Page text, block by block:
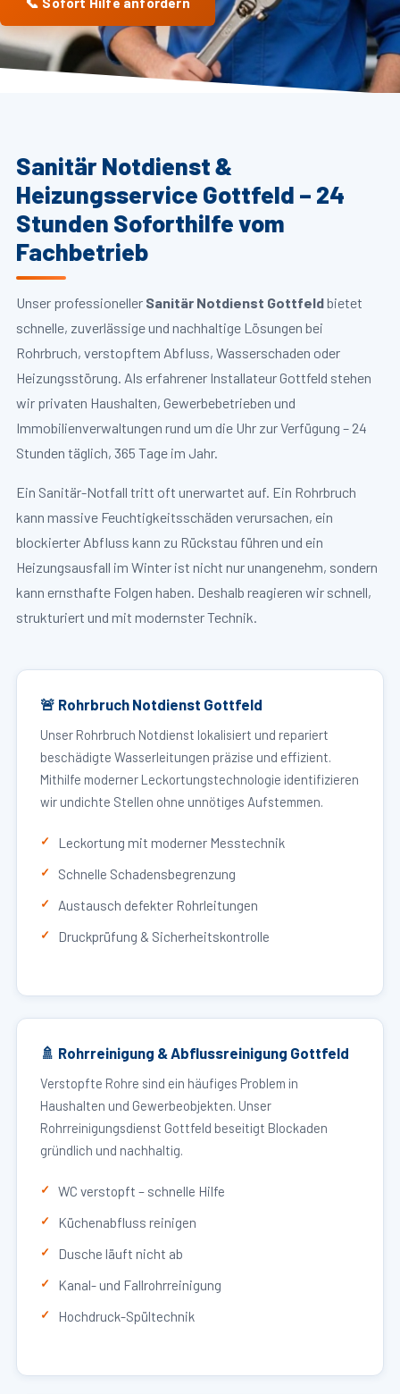
Sanitär Notdienst &
Heizungsservice Gottfeld – 24
Stunden Soforthilfe vom
Fachbetrieb
Unser professioneller Sanitär Notdienst Gottfeldbietet
schnelle, zuverlässige und nachhaltige Lösungen bei
Rohrbruch, verstopftem Abfluss, Wasserschaden oder
Heizungsstörung. Als erfahrener Installateur Gottfeld stehen
wir privaten Haushalten, Gewerbebetrieben und
Immobilienverwaltungen rund um die Uhr zur Verfügung – 24
Stunden täglich, 365 Tage im Jahr.
Ein Sanitär-Notfall tritt oft unerwartet auf. Ein Rohrbruch
kann massive Feuchtigkeitsschäden verursachen, ein
blockierter Abfluss kann zu Rückstau führen und ein
Heizungsausfall im Winter ist nicht nur unangenehm, sondern
kann ernsthafte Folgen haben. Deshalb reagieren wir schnell,
strukturiert und mit modernster Technik.
🚨 Rohrbruch Notdienst Gottfeld
Unser Rohrbruch Notdienst lokalisiert und repariert
beschädigte Wasserleitungen präzise und effizient.
Mithilfe moderner Leckortungstechnologie identifizieren
wir undichte Stellen ohne unnötiges Aufstemmen.
Leckortung mit moderner Messtechnik
Schnelle Schadensbegrenzung
Austausch defekter Rohrleitungen
Druckprüfung & Sicherheitskontrolle
🚿 Rohrreinigung & Abflussreinigung Gottfeld
Verstopfte Rohre sind ein häufiges Problem in
Haushalten und Gewerbeobjekten. Unser
Rohrreinigungsdienst Gottfeld beseitigt Blockaden
gründlich und nachhaltig.
WC verstopft – schnelle Hilfe
Küchenabfluss reinigen
Dusche läuft nicht ab
Kanal- und Fallrohrreinigung
Hochdruck-Spültechnik